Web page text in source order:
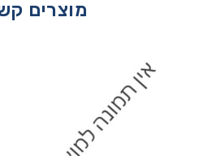
מוצרים